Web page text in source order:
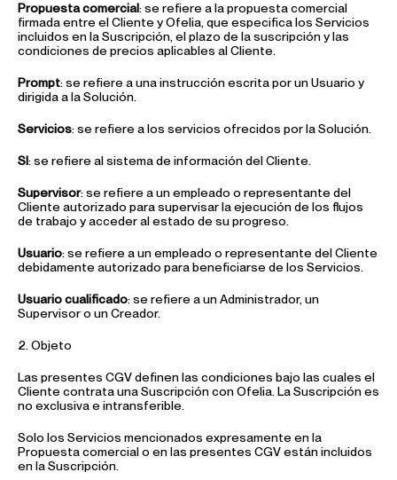
Propuesta comercial: se refiere a la propuesta comercial
firmada entre el Cliente y Ofelia, que especifica los Servicios
incluidos en la Suscripción, el plazo de la suscripción y las
condiciones de precios aplicables al Cliente.
Prompt: se refiere a una instrucción escrita por un Usuario y
dirigida a la Solución.
Servicios: se refiere a los servicios ofrecidos por la Solución.
SI: se refiere al sistema de información del Cliente.
Supervisor: se refiere a un empleado o representante del
Cliente autorizado para supervisar la ejecución de los flujos
de trabajo y acceder al estado de su progreso.
Usuario: se refiere a un empleado o representante del Cliente
debidamente autorizado para beneficiarse de los Servicios.
Usuario cualificado: se refiere a un Administrador, un
Supervisor o un Creador.
2. Objeto
Las presentes CGV definen las condiciones bajo las cuales el
Cliente contrata una Suscripción con Ofelia. La Suscripción es
no exclusiva e intransferible.
Solo los Servicios mencionados expresamente en la
Propuesta comercial o en las presentes CGV están incluidos
en la Suscripción.